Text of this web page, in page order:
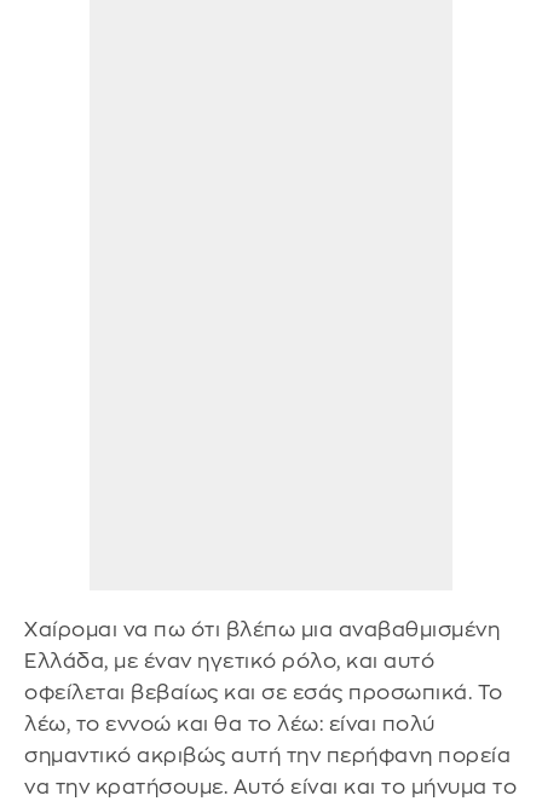
Χαίρομαι να πω ότι βλέπω μια αναβαθμισμένη
Ελλάδα, με έναν ηγετικό ρόλο, και αυτό
οφείλεται βεβαίως και σε εσάς προσωπικά. Το
λέω, το εννοώ και θα το λέω: είναι πολύ
σημαντικό ακριβώς αυτή την περήφανη πορεία
να την κρατήσουμε. Αυτό είναι και το μήνυμα το